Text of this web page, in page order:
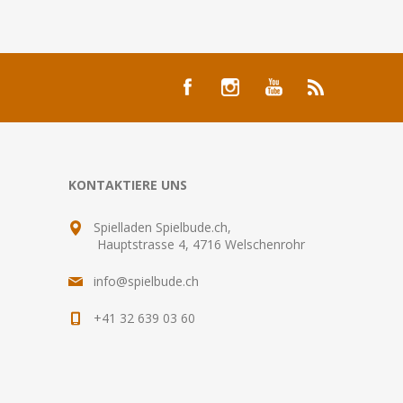
KONTAKTIERE UNS
Spielladen Spielbude.ch,
Hauptstrasse 4, 4716 Welschenrohr
info@spielbude.ch
+41 32 639 03 60